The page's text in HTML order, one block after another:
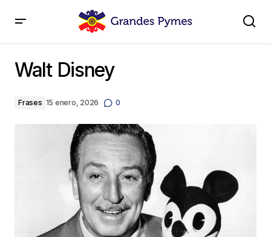
Walt Disney
Frases 15 enero, 2026 0